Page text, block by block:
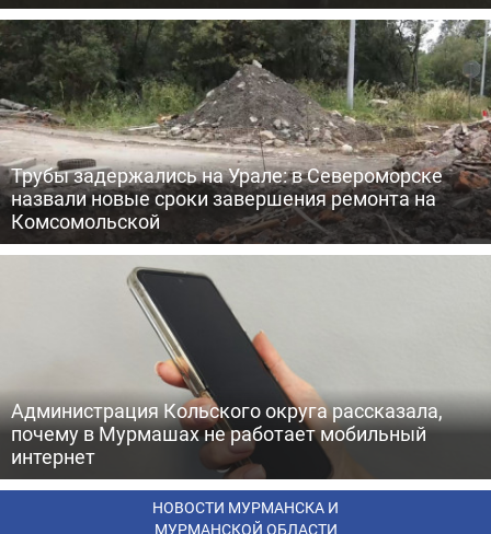
Трубы задержались на Урале: в Североморске
назвали новые сроки завершения ремонта на
Комсомольской
Администрация Кольского округа рассказала,
почему в Мурмашах не работает мобильный
интернет
НОВОСТИ МУРМАНСКА И
МУРМАНСКОЙ ОБЛАСТИ